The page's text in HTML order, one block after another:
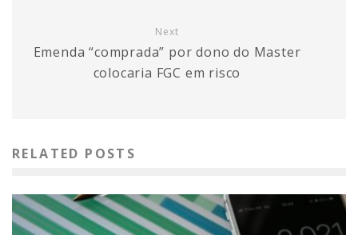
Next
Emenda “comprada” por dono do Master
colocaria FGC em risco
RELATED POSTS